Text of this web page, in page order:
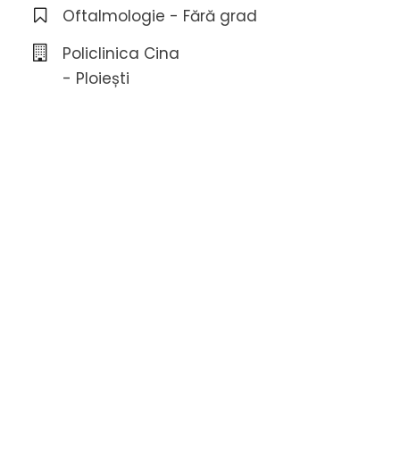
Oftalmologie - Fără grad
Policlinica Cina
- Ploiești